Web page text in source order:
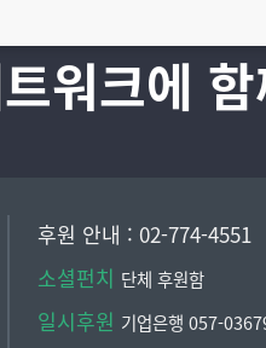
워크에
후원 안내 : 02-774-4551
소셜펀치 단체 후원함
일시후원 기업은행 057-